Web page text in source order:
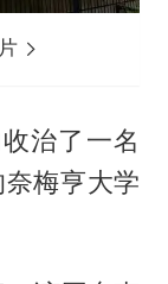
治了一名
奈梅亨大学